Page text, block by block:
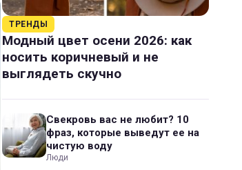
ТРЕНДЫ
Модный цвет осени 2026: как
носить коричневый и не
выглядеть скучно
Свекровь вас не любит? 10
фраз, которые выведут ее на
чистую воду
Люди